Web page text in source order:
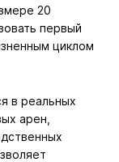
20
первый
циклом
в реальных
арен,